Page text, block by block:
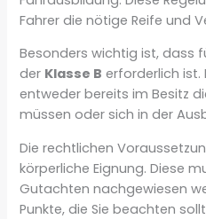
Fahrer die nötige Reife und
Besonders wichtig ist, dass
der Klasse B erforderlich ist.
entweder bereits im Besitz
müssen oder sich in der
Die rechtlichen
körperliche Eignung. Diese
Gutachten nachgewiesen
Punkte, die Sie beachten